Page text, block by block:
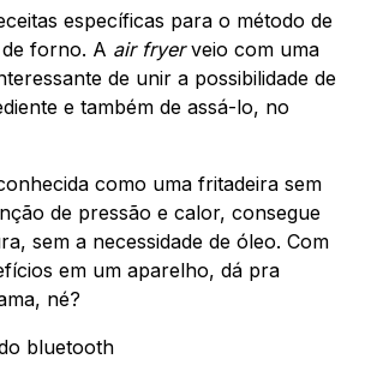
específicas para o método de
forno. A air fryerveio com uma
de unir a possibilidade de
e também de assá-lo, no
como uma fritadeira sem
de pressão e calor, consegue
sem a necessidade de óleo. Com
em um aparelho, dá pra
né?
bluetooth